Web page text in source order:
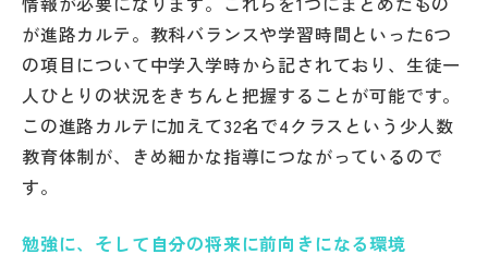
特集
NettyLandかわら版
その他
が進路カルテ。教科バランスや学習時間といった6つ
の項目について中学入学時から記されており、生徒一
人ひとりの状況をきちんと把握することが可能です。
この進路カルテに加えて32名で4クラスという少人数
教育体制が、きめ細かな指導につながっているので
す。
勉強に、そして自分の将来に前向きになる環境